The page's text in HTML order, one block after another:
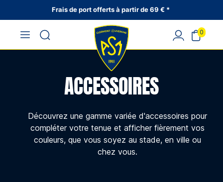
Frais de port offerts à partir de 69 € *
ACCESSOIRES
Découvrez une gamme variée d'accessoires pour
compléter votre tenue et afficher fièrement vos
couleurs, que vous soyez au stade, en ville ou
chez vous.
0